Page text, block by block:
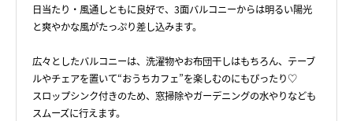
日当たり・風通しともに良好で、3面バルコニーからは明るい陽光
と爽やかな風がたっぷり差し込みます。
広々としたバルコニーは、洗濯物やお布団干しはもちろん、テーブ
ルやチェアを置いて“おうちカフェ”を楽しむのにもぴったり♡
スロップシンク付きのため、窓掃除やガーデニングの水やりなども
スムーズに行えます。